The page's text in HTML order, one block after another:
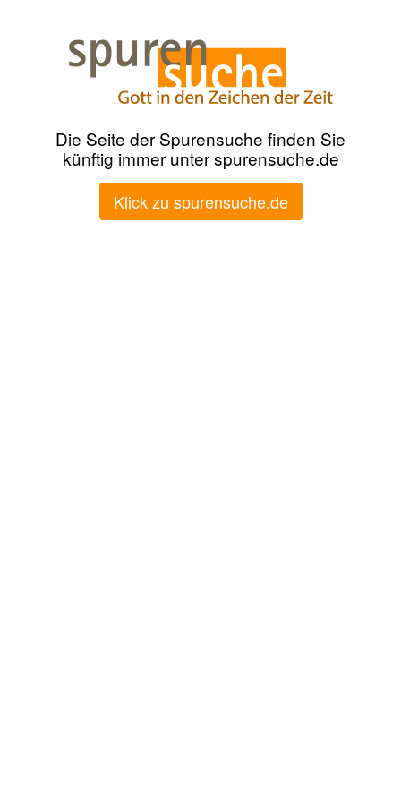
Die Seite der Spurensuche finden Sie
künftig immer unter spurensuche.de
Klick zu spurensuche.de